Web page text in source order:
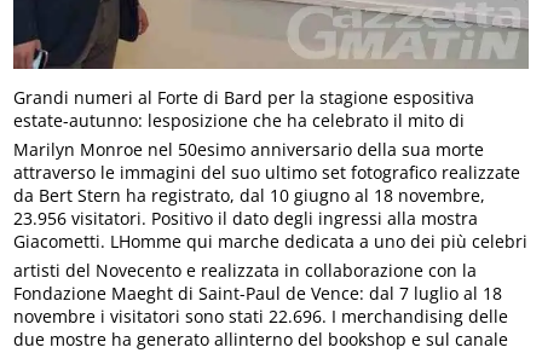
Grandi numeri al Forte di Bard per la stagione espositiva
estate-autunno: lesposizione che ha celebrato il mito di
Marilyn Monroe nel 50esimo anniversario della sua morte
attraverso le immagini del suo ultimo set fotografico realizzate
da Bert Stern ha registrato, dal 10 giugno al 18 novembre,
23.956 visitatori. Positivo il dato degli ingressi alla mostra
Giacometti. LHomme qui marche dedicata a uno dei più celebri
artisti del Novecento e realizzata in collaborazione con la
Fondazione Maeght di Saint-Paul de Vence: dal 7 luglio al 18
novembre i visitatori sono stati 22.696. I merchandising delle
due mostre ha generato allinterno del bookshop e sul canale